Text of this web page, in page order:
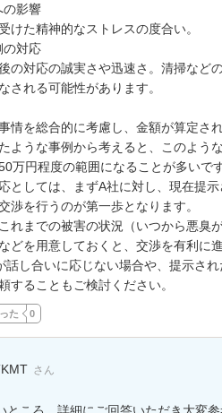
の影響
けた精神的なストレスの度合い。
の対応
の対応の誠実さや迅速さ。清掃など
される可能性があります。
情を総合的に考慮し、金額が算定され
ような事例から考えると、このよう
万円程度の範囲になることが多いで
としては、まずA社に対し、現在提
渉を行うのが第一歩となります。
れまでの被害の状況（いつから悪臭
どを用意しておくと、交渉を有利に
話し合いに応じない場合や、提示さ
することもご検討ください。
た 0
さん
ところ、詳細にご回答いただき大変